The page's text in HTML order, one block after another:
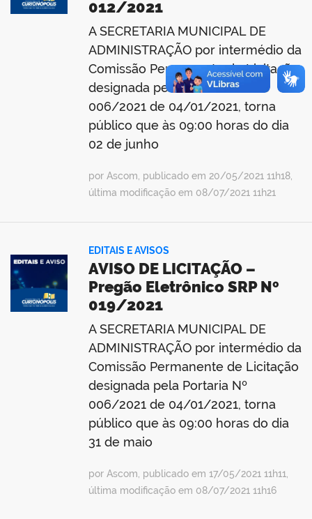
012/2021
A SECRETARIA MUNICIPAL DE
ADMINISTRAÇÃO por intermédio da
Comissão Permanente de Licitação
designada pela Portaria Nº
006/2021 de 04/01/2021, torna
público que às 09:00 horas do dia
02 de junho
por Ascom, publicado em 20/05/2021 11h18,
última modificação em 08/07/2021 11h21
EDITAIS E AVISOS
AVISO DE LICITAÇÃO –
Pregão Eletrônico SRP Nº
019/2021
A SECRETARIA MUNICIPAL DE
ADMINISTRAÇÃO por intermédio da
Comissão Permanente de Licitação
designada pela Portaria Nº
006/2021 de 04/01/2021, torna
público que às 09:00 horas do dia
31 de maio
por Ascom, publicado em 17/05/2021 11h11,
última modificação em 08/07/2021 11h16